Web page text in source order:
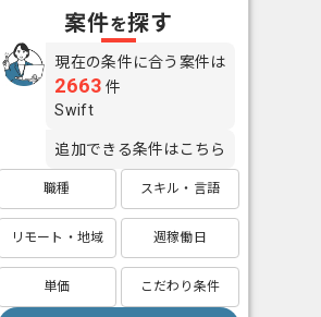
案件を探す
現在の条件に合う案件は
2663 件
Swift
追加できる条件はこちら
職種 スキル・言語
リモート・地域 週稼働日
単価 こだわり条件